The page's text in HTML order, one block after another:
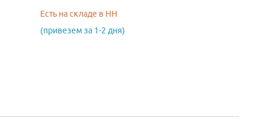
Есть на складе в НН
(привезем за 1-2 дня)